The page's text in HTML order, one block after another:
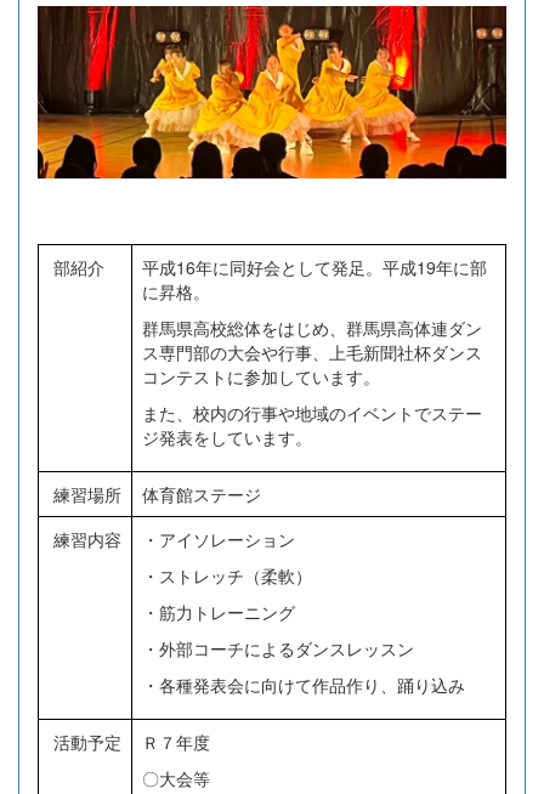
部紹介
平成16年に同好会として発足。平成19年に部
に昇格。
群馬県高校総体をはじめ、群馬県高体連ダン
ス専門部の大会や行事、上毛新聞社杯ダンス
コンテストに参加しています。
また、校内の行事や地域のイベントでステー
ジ発表をしています。
練習場所
体育館ステージ
練習内容
・アイソレーション
・ストレッチ（柔軟）
・筋力トレーニング
・外部コーチによるダンスレッスン
・各種発表会に向けて作品作り、踊り込み
活動予定
Ｒ７年度
〇大会等